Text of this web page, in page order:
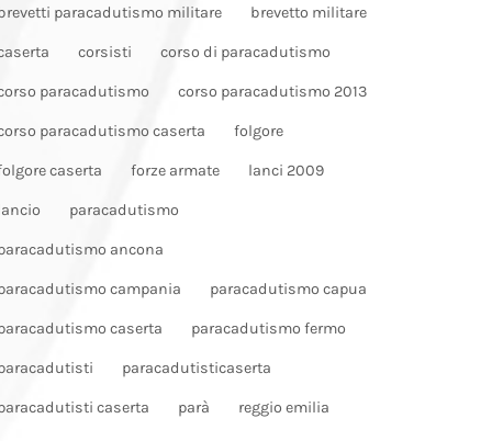
paracadutismo militare brevetto militare
corsisti corso di paracadutismo
paracadutismo corso paracadutismo 2013
paracadutismo caserta folgore
caserta forze armate lanci 2009
paracadutismo
ancona
campania paracadutismo capua
caserta paracadutismo fermo
paracadutisticaserta
caserta parà reggio emilia